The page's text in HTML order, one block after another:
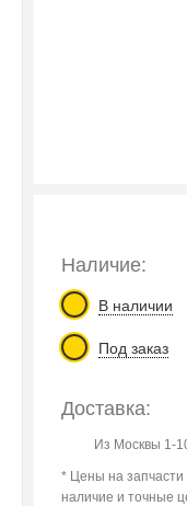
Наличие:
В наличии
Под заказ
Доставка:
Из Москвы 1-
* Цены на запчасти
наличие и точные